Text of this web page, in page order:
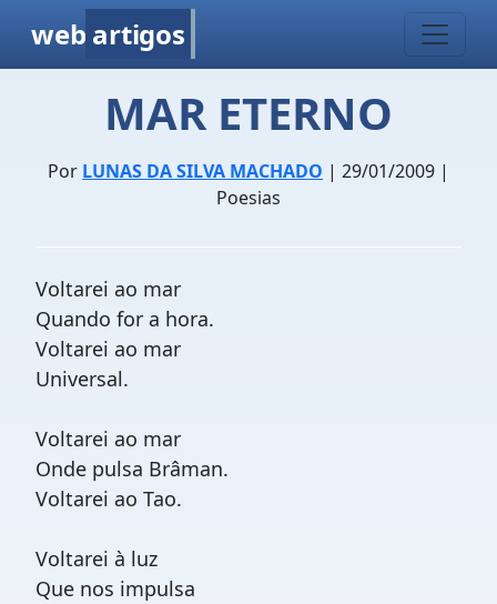
web artigos
MAR ETERNO
Por LUNAS DA SILVA MACHADO | 29/01/2009 |
Poesias
Voltarei ao mar
Quando for a hora.
Voltarei ao mar
Universal.
Voltarei ao mar
Onde pulsa Brâman.
Voltarei ao Tao.
Voltarei à luz
Que nos impulsa